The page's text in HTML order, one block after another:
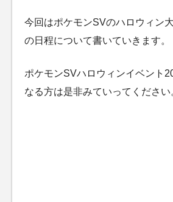
今回はポケモンSVのハロウィン
の日程について書いていきます。
ポケモンSVハロウィンイベント
なる方は是非みていってください